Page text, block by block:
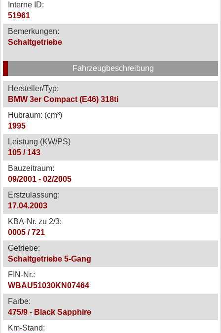
Interne ID:
51961
Bemerkungen:
Schaltgetriebe
Fahrzeugbeschreibung
Hersteller/Typ:
BMW 3er Compact (E46) 318ti
Hubraum: (cm³)
1995
Leistung (KW/PS)
105 / 143
Bauzeitraum:
09/2001 - 02/2005
Erstzulassung:
17.04.2003
KBA-Nr. zu 2/3:
0005 / 721
Getriebe:
Schaltgetriebe 5-Gang
FIN-Nr.:
WBAU51030KN07464
Farbe:
475/9 - Black Sapphire
Km-Stand: